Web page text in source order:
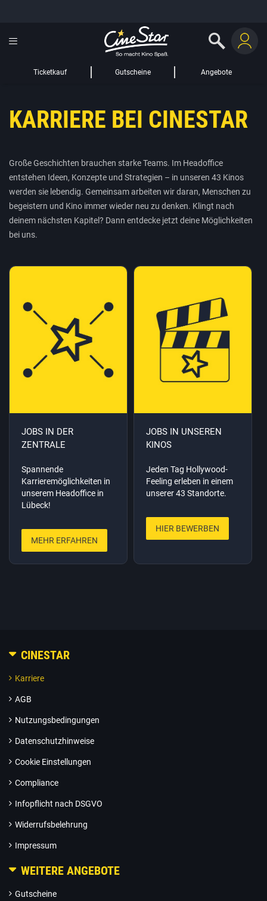
Ticketkauf Gutscheine Angebote
LIEBER CINESTAR-GAST,
Sie werden nun auf eine Website eines Drittanbieters weitergeleitet.
WEITER ZUR EXTERNEN SEITE
GUTSCHEIN HINZUFÜGEN
Gutschein
Gültig bis:
KARRIERE BEI CINESTAR
Große Geschichten brauchen starke Teams. Im Headoffice
entstehen Ideen, Konzepte und Strategien – in unseren 43 Kinos
werden sie lebendig. Gemeinsam arbeiten wir daran, Menschen zu
begeistern und Kino immer wieder neu zu denken. Klingt nach
deinem nächsten Kapitel? Dann entdecke jetzt deine Möglichkeiten
bei uns.
JOBS IN DER
ZENTRALE
Spannende
Karrieremöglichkeiten in
unserem Headoffice in
Lübeck!
MEHR ERFAHREN
JOBS IN UNSEREN
KINOS
Jeden Tag Hollywood-
Feeling erleben in einem
unserer 43 Standorte.
HIER BEWERBEN
CINESTAR
Karriere
AGB
Nutzungsbedingungen
Datenschutzhinweise
Cookie Einstellungen
Compliance
Infopflicht nach DSGVO
Widerrufsbelehrung
Impressum
WEITERE ANGEBOTE
Gutscheine